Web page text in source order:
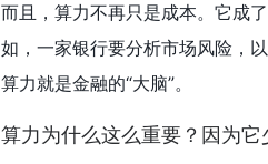
而且，算力不再只是成本。它成
如，一家银行要分析市场风险，
算力就是金融的“大脑”。
算力为什么这么重要？因为它